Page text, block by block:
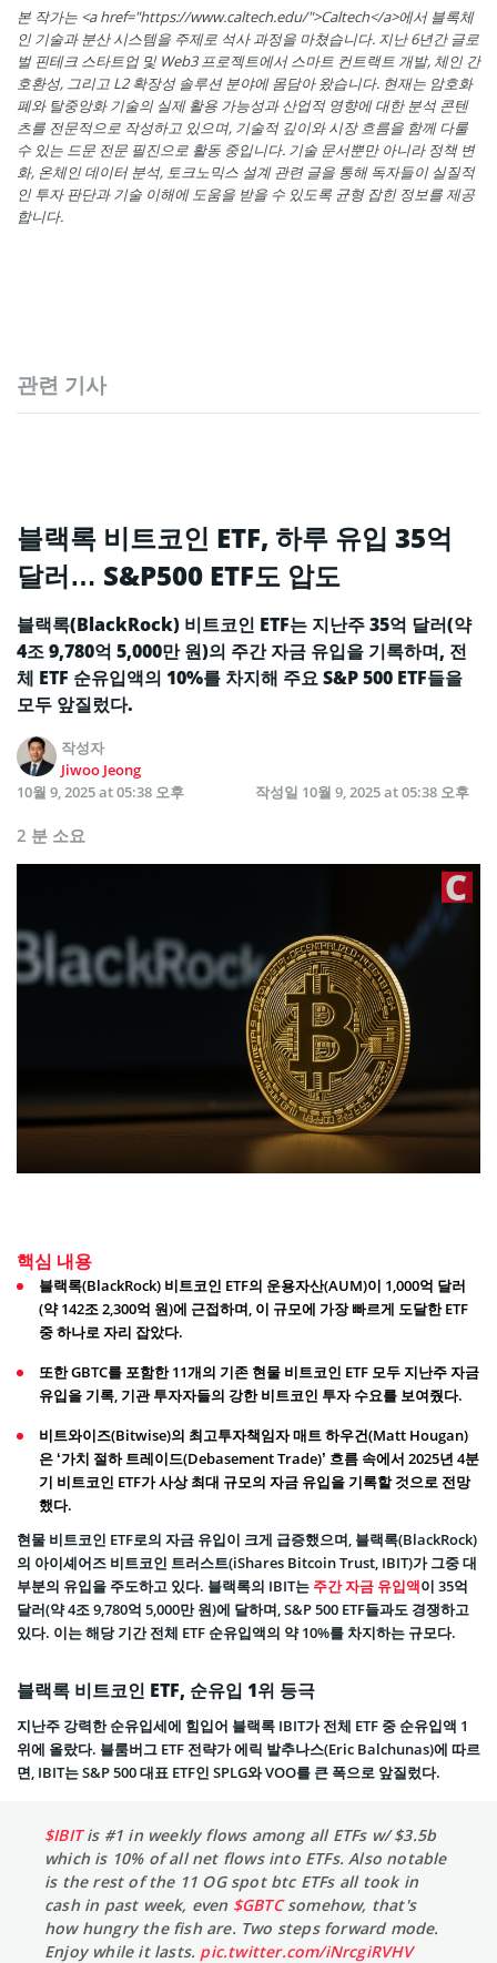
본 작가는 <a href="https://www.caltech.edu/">Caltech</a>에서 블록체
인 기술과 분산 시스템을 주제로 석사 과정을 마쳤습니다. 지난 6년간 글로
벌 핀테크 스타트업 및 Web3 프로젝트에서 스마트 컨트랙트 개발, 체인 간
호환성, 그리고 L2 확장성 솔루션 분야에 몸담아 왔습니다. 현재는 암호화
폐와 탈중앙화 기술의 실제 활용 가능성과 산업적 영향에 대한 분석 콘텐
츠를 전문적으로 작성하고 있으며, 기술적 깊이와 시장 흐름을 함께 다룰
수 있는 드문 전문 필진으로 활동 중입니다. 기술 문서뿐만 아니라 정책 변
화, 온체인 데이터 분석, 토크노믹스 설계 관련 글을 통해 독자들이 실질적
인 투자 판단과 기술 이해에 도움을 받을 수 있도록 균형 잡힌 정보를 제공
합니다.
관련 기사
블랙록 비트코인 ETF, 하루 유입 35억
달러… S&P500 ETF도 압도
블랙록(BlackRock) 비트코인 ETF는 지난주 35억 달러(약
4조 9,780억 5,000만 원)의 주간 자금 유입을 기록하며, 전
체 ETF 순유입액의 10%를 차지해 주요 S&P 500 ETF들을
모두 앞질렀다.
작성자
Jiwoo Jeong
10월 9, 2025 at 05:38 오후
작성일 10월 9, 2025 at 05:38 오후
2 분 소요
핵심 내용
블랙록(BlackRock) 비트코인 ETF의 운용자산(AUM)이 1,000억 달러
(약 142조 2,300억 원)에 근접하며, 이 규모에 가장 빠르게 도달한 ETF
중 하나로 자리 잡았다.
또한 GBTC를 포함한 11개의 기존 현물 비트코인 ETF 모두 지난주 자금
유입을 기록, 기관 투자자들의 강한 비트코인 투자 수요를 보여줬다.
비트와이즈(Bitwise)의 최고투자책임자 매트 하우건(Matt Hougan)
은 ‘가치 절하 트레이드(Debasement Trade)’ 흐름 속에서 2025년 4분
기 비트코인 ETF가 사상 최대 규모의 자금 유입을 기록할 것으로 전망
했다.
현물 비트코인 ETF로의 자금 유입이 크게 급증했으며, 블랙록(BlackRock)
의 아이셰어즈 비트코인 트러스트(iShares Bitcoin Trust, IBIT)가 그중 대
부분의 유입을 주도하고 있다. 블랙록의 IBIT는 주간 자금 유입액이 35억
달러(약 4조 9,780억 5,000만 원)에 달하며, S&P 500 ETF들과도 경쟁하고
있다. 이는 해당 기간 전체 ETF 순유입액의 약 10%를 차지하는 규모다.
블랙록 비트코인 ETF, 순유입 1위 등극
지난주 강력한 순유입세에 힘입어 블랙록 IBIT가 전체 ETF 중 순유입액 1
위에 올랐다. 블룸버그 ETF 전략가 에릭 발추나스(Eric Balchunas)에 따르
면, IBIT는 S&P 500 대표 ETF인 SPLG와 VOO를 큰 폭으로 앞질렀다.
$IBITis #1 in weekly flows among all ETFs w/ $3.5b
which is 10% of all net flows into ETFs. Also notable
is the rest of the 11 OG spot btc ETFs all took in
cash in past week, even $GBTCsomehow, that's
how hungry the fish are. Two steps forward mode.
Enjoy while it lasts. pic.twitter.com/iNrcgiRVHV